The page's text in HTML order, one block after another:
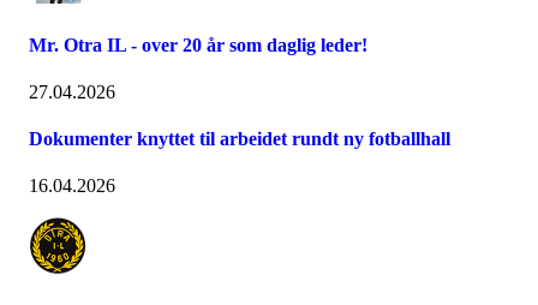
Mr. Otra IL - over 20 år som daglig leder!
27.04.2026
Dokumenter knyttet til arbeidet rundt ny fotballhall
16.04.2026